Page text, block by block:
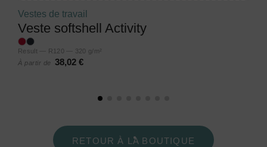
Vestes de travail
Veste softshell Activity
Result — R120 — 320 g/m²
À partir de
38,02 €
RETOUR À LA BOUTIQUE